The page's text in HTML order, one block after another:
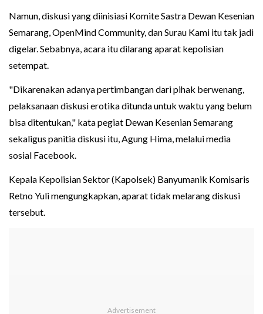
Namun, diskusi yang diinisiasi Komite Sastra Dewan Kesenian
Semarang, OpenMind Community, dan Surau Kami itu tak jadi
digelar. Sebabnya, acara itu dilarang aparat kepolisian
setempat.
"Dikarenakan adanya pertimbangan dari pihak berwenang,
pelaksanaan diskusi erotika ditunda untuk waktu yang belum
bisa ditentukan," kata pegiat Dewan Kesenian Semarang
sekaligus panitia diskusi itu, Agung Hima, melalui media
sosial Facebook.
Kepala Kepolisian Sektor (Kapolsek) Banyumanik Komisaris
Retno Yuli mengungkapkan, aparat tidak melarang diskusi
tersebut.